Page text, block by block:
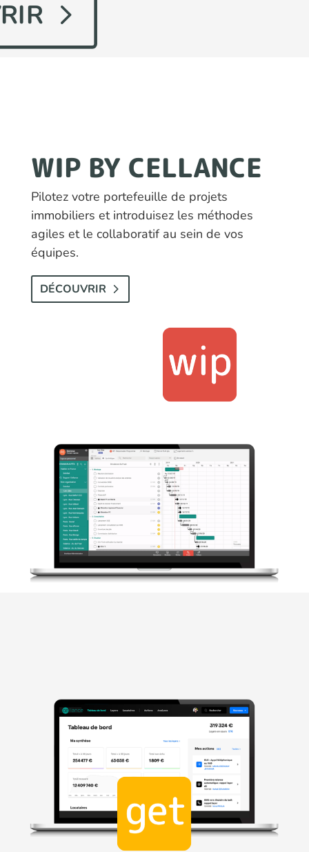
WIP BY CELLANCE
Pilotez votre portefeuille de projets
immobiliers et introduisez les méthodes
agiles et le collaboratif au sein de vos
équipes.
DÉCOUVRIR